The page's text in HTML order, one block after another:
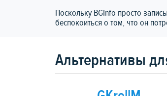
Поскольку BGInfo просто
беспокоиться о том, что он
Альтернативы